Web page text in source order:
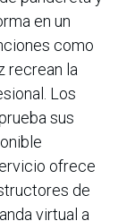
en un
como
recrean la
Los
sus
ofrece
de
virtual a